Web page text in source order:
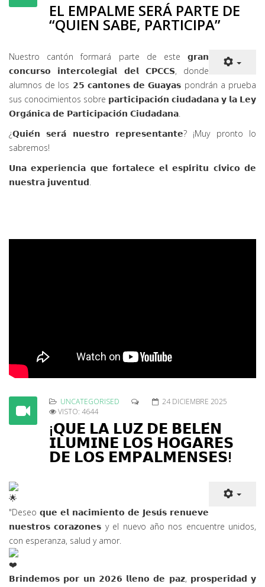
EL EMPALME SERÁ PARTE DE
“QUIEN SABE, PARTICIPA”
Nuestro cantón formará parte de este 𝗴𝗿𝗮𝗻
𝗰𝗼𝗻𝗰𝘂𝗿𝘀𝗼 𝗶𝗻𝘁𝗲𝗿𝗰𝗼𝗹𝗲𝗴𝗶𝗮𝗹 𝗱𝗲𝗹 𝗖𝗣𝗖𝗖𝗦, donde
alumnos de los 𝟮𝟱 𝗰𝗮𝗻𝘁𝗼𝗻𝗲𝘀 𝗱𝗲 𝗚𝘂𝗮𝘆𝗮𝘀 pondrán a prueba
sus conocimientos sobre 𝗽𝗮𝗿𝘁𝗶𝗰𝗶𝗽𝗮𝗰𝗶𝗼́𝗻 𝗰𝗶𝘂𝗱𝗮𝗱𝗮𝗻𝗮 𝘆 𝗹𝗮 𝗟𝗲𝘆
𝗢𝗿𝗴𝗮́𝗻𝗶𝗰𝗮 𝗱𝗲 𝗣𝗮𝗿𝘁𝗶𝗰𝗶𝗽𝗮𝗰𝗶𝗼́𝗻 𝗖𝗶𝘂𝗱𝗮𝗱𝗮𝗻𝗮.
¿𝗤𝘂𝗶𝗲́𝗻 𝘀𝗲𝗿𝗮́ 𝗻𝘂𝗲𝘀𝘁𝗿𝗼 𝗿𝗲𝗽𝗿𝗲𝘀𝗲𝗻𝘁𝗮𝗻𝘁𝗲? ¡Muy pronto lo
sabremos!
𝗨𝗻𝗮 𝗲𝘅𝗽𝗲𝗿𝗶𝗲𝗻𝗰𝗶𝗮 𝗾𝘂𝗲 𝗳𝗼𝗿𝘁𝗮𝗹𝗲𝗰𝗲 𝗲𝗹 𝗲𝘀𝗽𝗶́𝗿𝗶𝘁𝘂 𝗰𝗶́𝘃𝗶𝗰𝗼 𝗱𝗲
𝗻𝘂𝗲𝘀𝘁𝗿𝗮 𝗷𝘂𝘃𝗲𝗻𝘁𝘂𝗱.
UNCATEGORISED
24 DICIEMBRE 2025
VISTO: 4644
¡𝗤𝗨𝗘 𝗟𝗔 𝗟𝗨𝗭 𝗗𝗘 𝗕𝗘𝗟𝗘́𝗡
𝗜𝗟𝗨𝗠𝗜𝗡𝗘 𝗟𝗢𝗦 𝗛𝗢𝗚𝗔𝗥𝗘𝗦
𝗗𝗘 𝗟𝗢𝗦 𝗘𝗠𝗣𝗔𝗟𝗠𝗘𝗡𝗦𝗘𝗦!
"Deseo 𝗾𝘂𝗲 𝗲𝗹 𝗻𝗮𝗰𝗶𝗺𝗶𝗲𝗻𝘁𝗼 𝗱𝗲 𝗝𝗲𝘀𝘂́𝘀 𝗿𝗲𝗻𝘂𝗲𝘃𝗲
𝗻𝘂𝗲𝘀𝘁𝗿𝗼𝘀 𝗰𝗼𝗿𝗮𝘇𝗼𝗻𝗲𝘀 y el nuevo año nos encuentre unidos,
con esperanza, salud y amor.
𝗕𝗿𝗶𝗻𝗱𝗲𝗺𝗼𝘀 𝗽𝗼𝗿 𝘂𝗻 𝟮𝟬𝟮𝟲 𝗹𝗹𝗲𝗻𝗼 𝗱𝗲 𝗽𝗮𝘇, 𝗽𝗿𝗼𝘀𝗽𝗲𝗿𝗶𝗱𝗮𝗱 𝘆